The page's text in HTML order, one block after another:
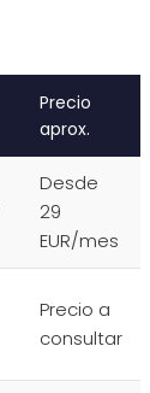
Precio
aprox.
Desde
29
EUR/mes
Precio a
consultar